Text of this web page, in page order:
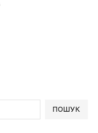
ПОШУК